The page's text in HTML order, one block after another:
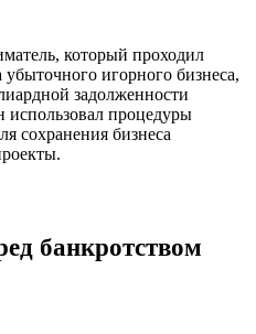
который проходил
убыточного игорного бизнеса,
задолженности
использовал процедуры
сохранения бизнеса
банкротством